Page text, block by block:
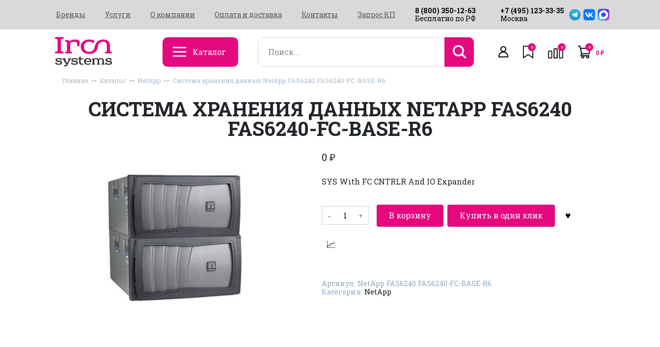
Бренды Услуги О компании Оплата и доставка Контакты Запрос КП
8 (800) 350-12-63
Бесплатно по РФ
+7 (495) 123-33-35
Москва
Каталог 0 0 0
0₽
Главная Каталог NetApp Система хранения данных NetApp FAS6240 FAS6240-FC-BASE-R6
СИСТЕМА ХРАНЕНИЯ ДАННЫХ NETAPP FAS6240
FAS6240-FC-BASE-R6
0 ₽
SYS With FC CNTRLR And IO Expander
Количество
товара
Система
данных
NetApp
BASE-
R6
В корзину Купить в один клик
Артикул: NetApp FAS6240 FAS6240-FC-BASE-R6
Категория: NetApp